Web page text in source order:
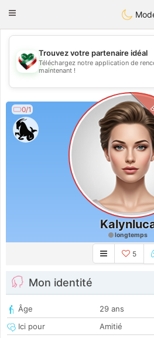
Kuwait
Toggle
💖
💕
Trouvez votre partenaire idéal
Téléchargez notre application de
maintenant !
0/1
longtemps
5
Mon identité
Âge
29 ans
Ici pour
Amitié